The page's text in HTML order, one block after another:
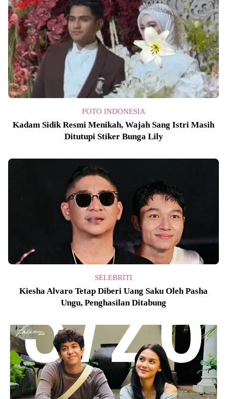
FOTO INDONESIA
Kadam Sidik Resmi Menikah, Wajah Sang Istri Masih
Ditutupi Stiker Bunga Lily
SELEBRITI
Kiesha Alvaro Tetap Diberi Uang Saku Oleh Pasha
Ungu, Penghasilan Ditabung